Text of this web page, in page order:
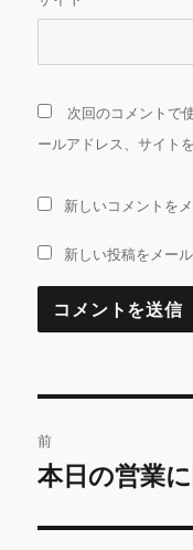
次回のコメントで
ールアドレス、サイト
新しいコメントを
新しい投稿をメー
稿
前
前
投
本日の営業